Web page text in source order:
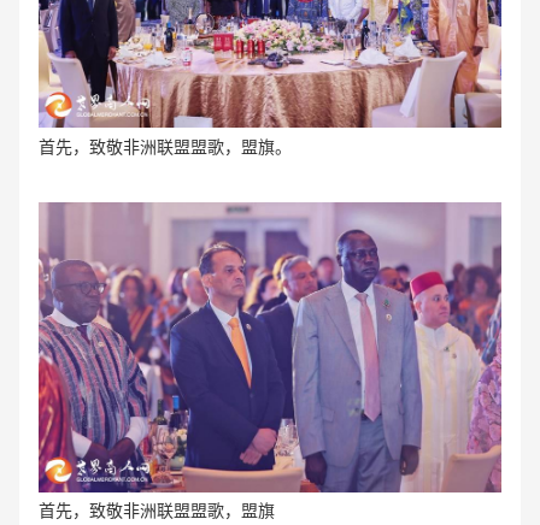
首先，致敬非洲联盟盟歌，盟旗。
首先，致敬非洲联盟盟歌，盟旗